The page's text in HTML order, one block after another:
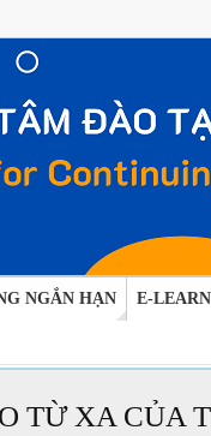
NGẮN HẠN E-
TỪ XA CỦA